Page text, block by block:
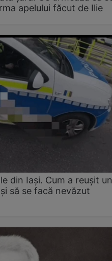
apelului făcut de Ilie
din Iași. Cum a reușit un
să se facă nevăzut